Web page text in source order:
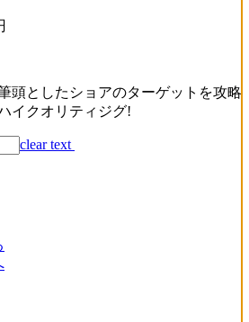
頭としたショアのターゲットを攻略
イクオリティジグ!
clear text